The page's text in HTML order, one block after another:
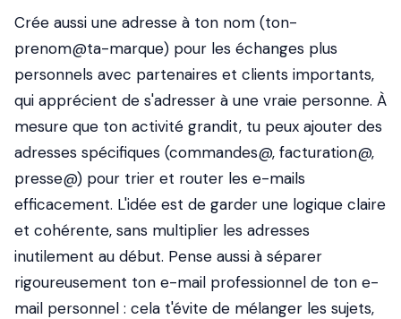
Crée aussi une adresse à ton nom (ton-
prenom@ta-marque) pour les échanges plus
personnels avec partenaires et clients importants,
qui apprécient de s'adresser à une vraie personne. À
mesure que ton activité grandit, tu peux ajouter des
adresses spécifiques (commandes@, facturation@,
presse@) pour trier et router les e-mails
efficacement. L'idée est de garder une logique claire
et cohérente, sans multiplier les adresses
inutilement au début. Pense aussi à séparer
rigoureusement ton e-mail professionnel de ton e-
mail personnel : cela t'évite de mélanger les sujets,